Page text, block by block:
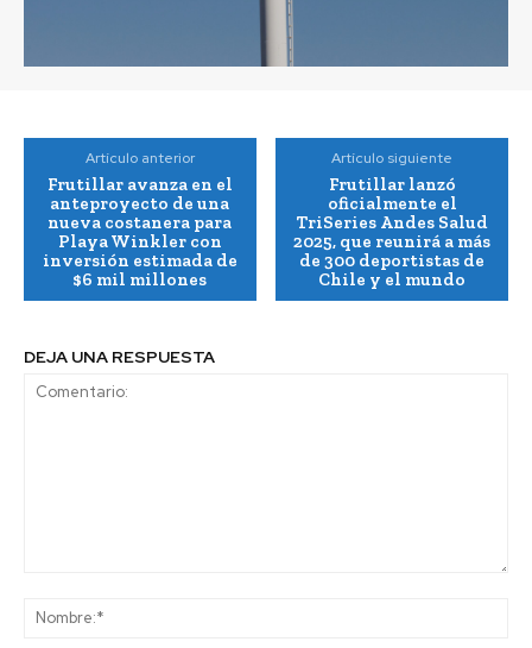
Artículo anterior
Frutillar avanza en el
anteproyecto de una
nueva costanera para
Playa Winkler con
inversión estimada de
$6 mil millones
Artículo siguiente
Frutillar lanzó
oficialmente el
TriSeries Andes Salud
2025, que reunirá a más
de 300 deportistas de
Chile y el mundo
DEJA UNA RESPUESTA